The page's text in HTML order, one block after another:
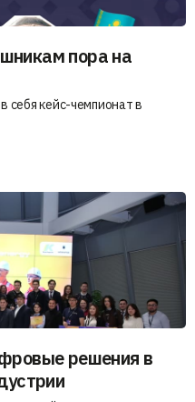
пора на
себя кейс-чемпионат в
решения в